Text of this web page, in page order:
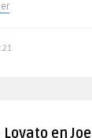
en Joe